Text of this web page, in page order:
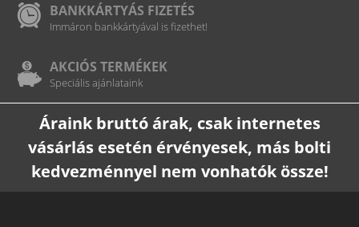
BANKKÁRTYÁS FIZETÉS
Immáron bankkártyával is fizethet!
AKCIÓS TERMÉKEK
Speciális ajánlataink
Áraink bruttó árak, csak internetes
vásárlás esetén érvényesek, más bolti
kedvezménnyel nem vonhatók össze!